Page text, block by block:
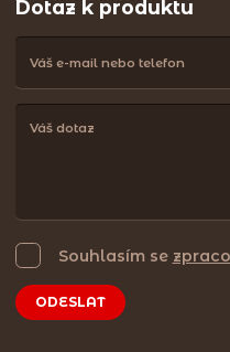
Dotaz k produktu
Souhlasím se
ODESLAT